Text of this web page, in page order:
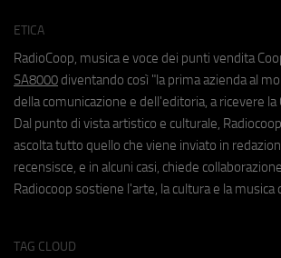
ETICA
RadioCoop, musica e voce dei punti vendita
SA8000 diventando così "la prima azienda al
della comunicazione e dell'editoria, a ricevere la
Dal punto di vista artistico e culturale,
ascolta tutto quello che viene inviato in
recensisce, e in alcuni casi, chiede
Radiocoop sostiene l'arte, la cultura e la musica
TAG CLOUD